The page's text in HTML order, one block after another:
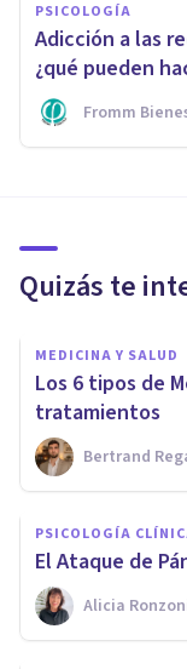
PSICOLOGÍA
Adicción a las
¿qué pueden
Fromm
Quizás te
MEDICINA Y SALUD
Los 6 tipos de
tratamientos
Bertrand
PSICOLOGÍA
El Ataque de
Alicia